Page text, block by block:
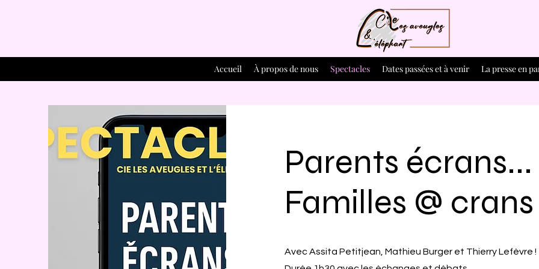
Accueil À propos de nous Spectacles Dates passées et à venir La presse en
Parents écrans...
Familles @ crans
Avec Assita Petitjean, Mathieu Burger et Thierry Lefèvre !